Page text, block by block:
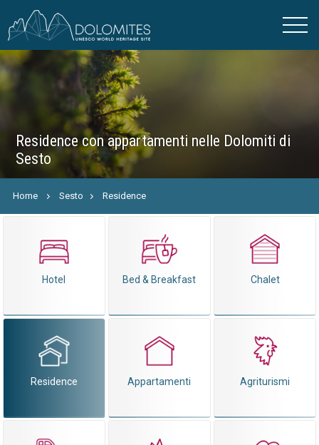
Residence con appartamenti nelle Dolomiti di
Sesto
Home Sesto Residence
Hotel Bed & Breakfast Chalet
Residence Appartamenti Agriturismi